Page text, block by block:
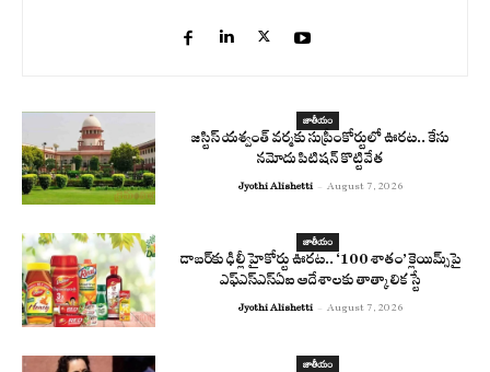
జాతీయం
జస్టిస్ యశ్వంత్ వర్మకు సుప్రీంకోర్టులో ఊరట.. కేసు
నమోదు పిటిషన్ కొట్టివేత
Jyothi Alishetti - August 7, 2026
జాతీయం
డాబర్‌కు ఢిల్లీ హైకోర్టు ఊరట.. ‘100 శాతం’ క్లెయిమ్స్‌పై
ఎఫ్‌ఎస్‌ఎస్‌ఏఐ ఆదేశాలకు తాత్కాలిక స్టే
Jyothi Alishetti - August 7, 2026
జాతీయం